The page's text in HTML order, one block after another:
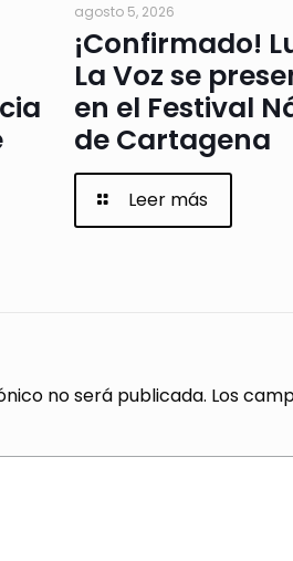
agosto 5, 2026
¡Confirmado!
La Voz se
en el Festival
de Cartagena
Leer más
no será publicada. Los